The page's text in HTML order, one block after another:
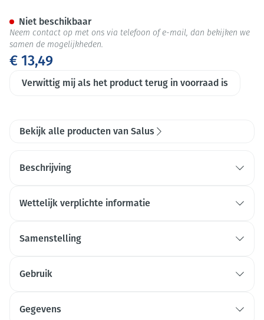
€ 13,49
Verwittig mij als het product terug in voorraad is
Niet beschikbaar
Neem contact op met ons via telefoon of e-mail, dan bekijken we
samen de mogelijkheden.
Bekijk alle producten van Salus
Beschrijving
Wettelijk verplichte informatie
Samenstelling
Vitamine A 750 µg 94%
Bosbessenextract (met 0,5 mg anthocyanoside) 16 mg
Gebruik
Gegevens